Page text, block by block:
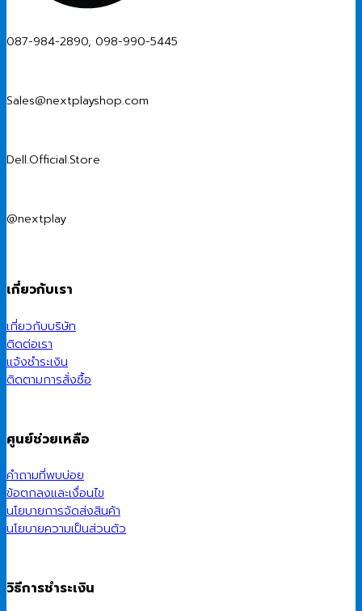
087-984-2890, 098-990-5445
Sales@nextplayshop.com
Dell.Official.Store
@nextplay
เกี่ยวกับเรา
เกี่ยวกับบริษัท
ติดต่อเรา
แจ้งชำระเงิน
ติดตามการสั่งซื้อ
ศูนย์ช่วยเหลือ
คำถามที่พบบ่อย
ข้อตกลงและเงื่อนไข
นโยบายการจัดส่งสินค้า
นโยบายความเป็นส่วนตัว
วิธีการชำระเงิน